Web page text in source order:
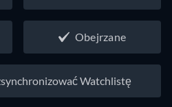
Obejrzane
Watchlistę